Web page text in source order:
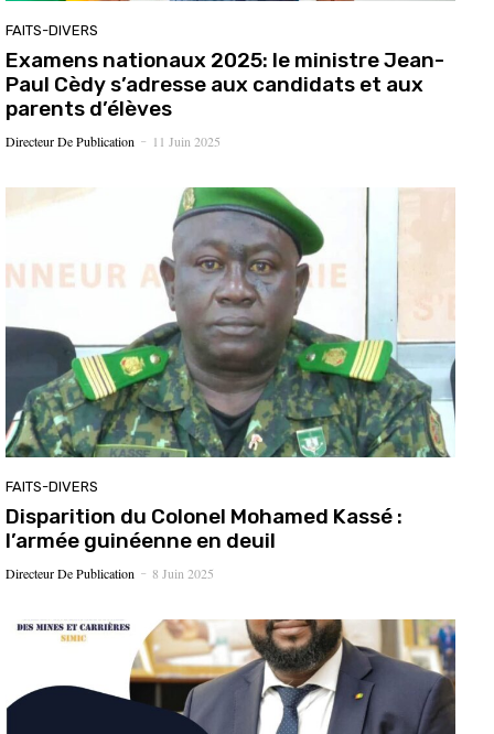
FAITS-DIVERS
Examens nationaux 2025: le ministre Jean-
Paul Cèdy s’adresse aux candidats et aux
parents d’élèves
Directeur De Publication - 11 Juin 2025
FAITS-DIVERS
Disparition du Colonel Mohamed Kassé :
l’armée guinéenne en deuil
Directeur De Publication - 8 Juin 2025